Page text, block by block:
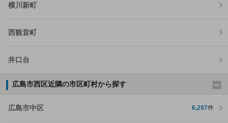
横川新町
西観音町
井口台
広島市西区近隣の市区町村から探す
広島市中区 6,297件